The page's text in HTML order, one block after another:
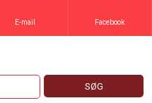
E-mail Facebook